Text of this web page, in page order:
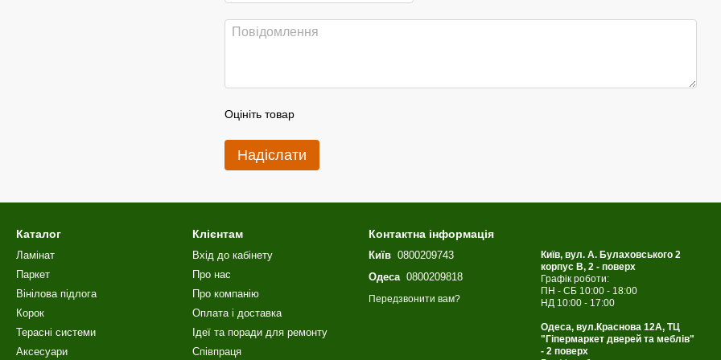
Оцініть товар
Надіслати
Каталог
Ламінат
Паркет
Вінілова пiдлога
Корок
Терасні системи
Аксесуари
Клієнтам
Вхід до кабінету
Про нас
Про компанію
Оплата і доставка
Ідеї та поради для ремонту
Співпраця
Контактна інформація
Київ 0800209743
Одеса0800209818
Передзвонити вам?
Київ, вул. А. Булаховського 2
корпус B, 2 - поверх
Графік роботи:
ПН - СБ 10:00 - 18:00
НД 10:00 - 17:00
Одеса, вул.Краснова 12А, ТЦ
"Гіпермаркет дверей та меблів"
- 2 поверх